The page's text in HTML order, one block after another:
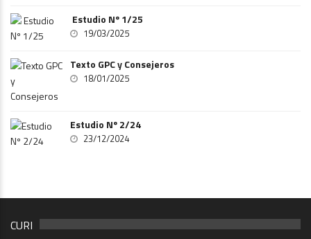
Estudio Nº 1/25
19/03/2025
Texto GPC y Consejeros
18/01/2025
Estudio Nº 2/24
23/12/2024
CURI